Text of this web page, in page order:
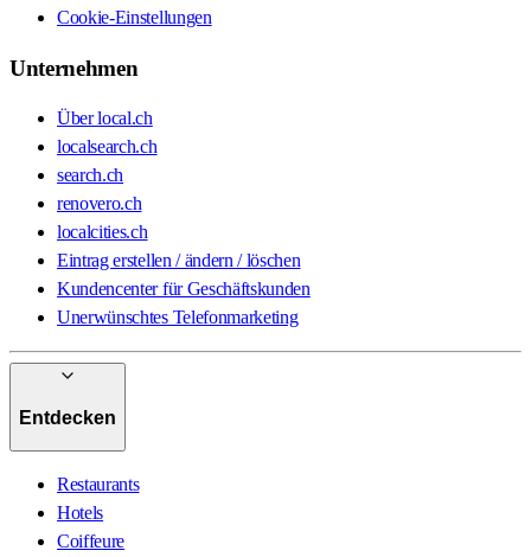
Cookie-Einstellungen
Unternehmen
Über local.ch
localsearch.ch
search.ch
renovero.ch
localcities.ch
Eintrag erstellen / ändern / löschen
Kundencenter für Geschäftskunden
Unerwünschtes Telefonmarketing
Entdecken
Restaurants
Hotels
Coiffeure